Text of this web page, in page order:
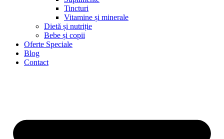
Tincturi
Vitamine și minerale
Dietă și nutriție
Bebe și copii
Oferte Speciale
Blog
Contact